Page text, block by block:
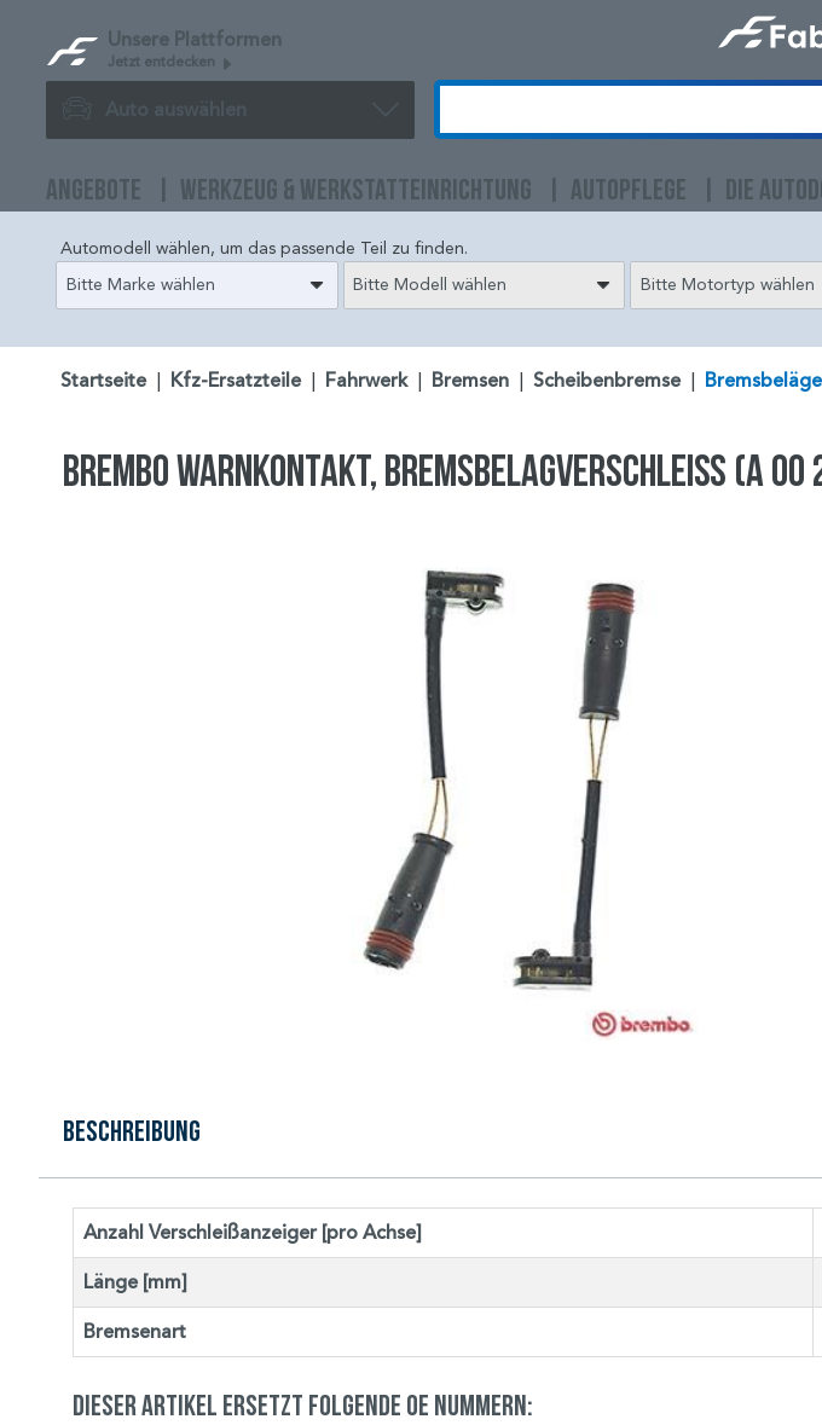
Unsere Plattformen
Jetzt entdecken
Auto auswählen
ANGEBOTE WERKZEUG & WERKSTATTEINRICHTUNG AUTOPFLEGE DIE
Automodell wählen, um das passende Teil zu finden.
Bitte Marke wählen
Bitte Modell wählen Bitte Motortyp wählen
Startseite Kfz-Ersatzteile Fahrwerk Bremsen Scheibenbremse Bremsbeläge
BREMBO Warnkontakt, Bremsbelagverschleiß (A 00
Beschreibung
Anzahl Verschleißanzeiger [pro Achse]
Länge [mm]
Bremsenart
Dieser Artikel ersetzt folgende OE Nummern: